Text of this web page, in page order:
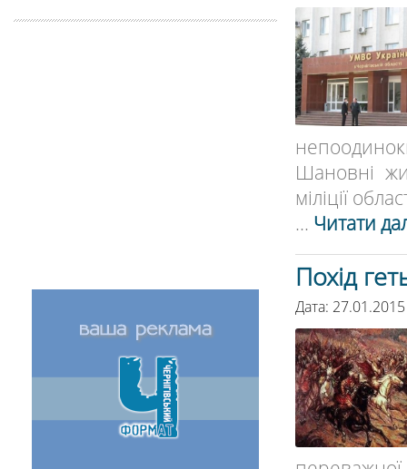
Шановні
міліції
... Читати
Похід
Дата: